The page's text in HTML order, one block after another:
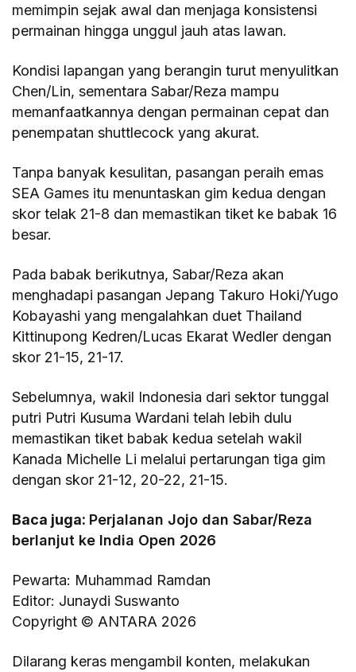
memimpin sejak awal dan menjaga konsistensi
permainan hingga unggul jauh atas lawan.
Kondisi lapangan yang berangin turut menyulitkan
Chen/Lin, sementara Sabar/Reza mampu
memanfaatkannya dengan permainan cepat dan
penempatan shuttlecock yang akurat.
Tanpa banyak kesulitan, pasangan peraih emas
SEA Games itu menuntaskan gim kedua dengan
skor telak 21-8 dan memastikan tiket ke babak 16
besar.
Pada babak berikutnya, Sabar/Reza akan
menghadapi pasangan Jepang Takuro Hoki/Yugo
Kobayashi yang mengalahkan duet Thailand
Kittinupong Kedren/Lucas Ekarat Wedler dengan
skor 21-15, 21-17.
Sebelumnya, wakil Indonesia dari sektor tunggal
putri Putri Kusuma Wardani telah lebih dulu
memastikan tiket babak kedua setelah wakil
Kanada Michelle Li melalui pertarungan tiga gim
dengan skor 21-12, 20-22, 21-15.
Baca juga: Perjalanan Jojo dan Sabar/Reza
berlanjut ke India Open 2026
Pewarta: Muhammad Ramdan
Editor: Junaydi Suswanto
Copyright © ANTARA 2026
Dilarang keras mengambil konten, melakukan